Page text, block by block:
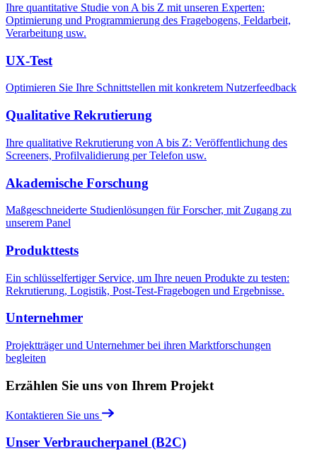
Ihre quantitative Studie von A bis Z mit unseren Experten:
Optimierung und Programmierung des Fragebogens, Feldarbeit,
Verarbeitung usw.
UX-Test
Optimieren Sie Ihre Schnittstellen mit konkretem Nutzerfeedback
Qualitative Rekrutierung
Ihre qualitative Rekrutierung von A bis Z: Veröffentlichung des
Screeners, Profilvalidierung per Telefon usw.
Akademische Forschung
Maßgeschneiderte Studienlösungen für Forscher, mit Zugang zu
unserem Panel
Produkttests
Ein schlüsselfertiger Service, um Ihre neuen Produkte zu testen:
Rekrutierung, Logistik, Post-Test-Fragebogen und Ergebnisse.
Unternehmer
Projektträger und Unternehmer bei ihren Marktforschungen
begleiten
Erzählen Sie uns von Ihrem Projekt
Kontaktieren Sie uns
Unser Verbraucherpanel (B2C)